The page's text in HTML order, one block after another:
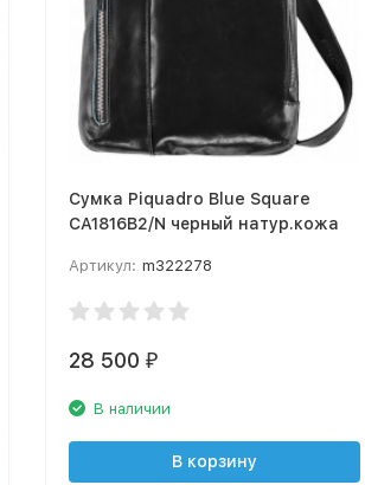
Сумка Piquadro Blue Square
CA1816B2/N черный натур.кожа
Артикул: m322278
28 500 ₽
В наличии
В корзину